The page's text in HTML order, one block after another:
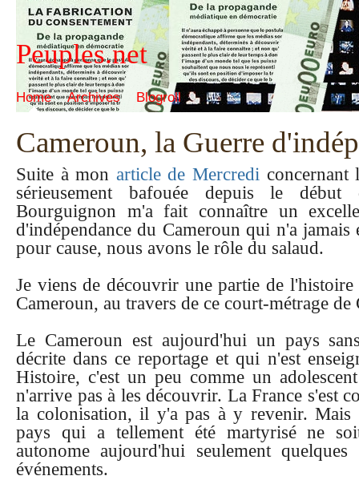
Peuples.net
Home Archives Blogroll
Cameroun, la Guerre
Suite à mon article de Mercredi concernant
sérieusement bafouée depuis le
Bourguignon m'a fait connaître un
d'indépendance du Cameroun qui n'a
pour cause, nous avons le rôle du salaud.
Je viens de découvrir une partie de
Cameroun, au travers de ce court-métrage
Le Cameroun est aujourd'hui un pays
décrite dans ce reportage et qui n'est
Histoire, c'est un peu comme un
n'arrive pas à les découvrir. La France s'est
la colonisation, il y'a pas à y revenir. Mais
pays qui a tellement été martyrisé ne
autonome aujourd'hui seulement quelques
événements.